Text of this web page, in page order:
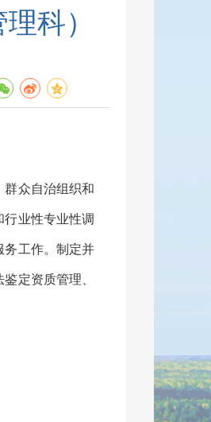
科）
群众自治组织和
业性专业性调
务工作。制定并
定资质管理、